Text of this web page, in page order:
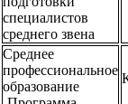
специалистов
среднего звена
Среднее
профессиональное
образование